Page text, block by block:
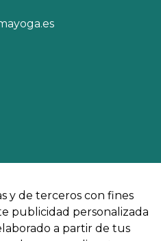
y de terceros con fines
publicidad personalizada
a partir de tus